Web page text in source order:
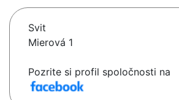
Svit
Mierová 1
Pozrite si profil spoločnosti na